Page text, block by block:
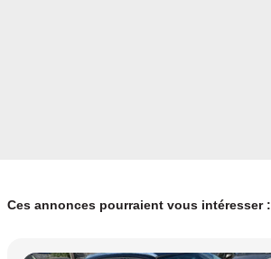
Ces annonces pourraient vous intéresser :